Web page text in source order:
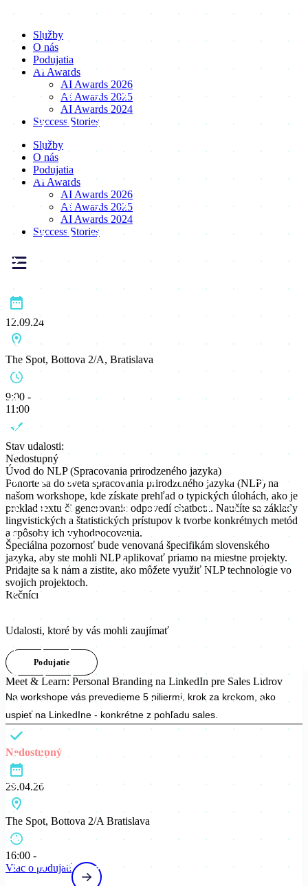
Preskočiť
obsah
Služby
O nás
Podujatia
AI Awards
AI Awards 2026
AI Awards 2025
AI Awards 2024
Success Stories
Služby
O nás
Podujatia
AI Awards
AI Awards 2026
AI Awards 2025
AI Awards 2024
Success Stories
12.09.24
The Spot, Bottova 2/A, Bratislava
9:00 -
11:00
Stav udalosti:
Nedostupný
Úvod do NLP (Spracovania prirodzeného jazyka)
Ponorte sa do sveta spracovania prirodzeného jazyka (NLP) na
našom workshope, kde získate prehľad o typických úlohách, ako je
preklad textu či generovanie odpovedí chatbota. Naučíte sa základy
lingvistických a štatistických prístupov k tvorbe konkrétnych metód
a spôsoby ich vyhodnocovania.
Špeciálna pozornosť bude venovaná špecifikám slovenského
jazyka, aby ste mohli NLP aplikovať priamo na miestne projekty.
Pridajte sa k nám a zistite, ako môžete využiť NLP technológie vo
svojich projektoch.
Rečníci
Eventy
Udalosti, ktoré by vás mohli zaujímať
Podujatie
Meet & Learn: Personal Branding na LinkedIn pre Sales Lídrov
Na workshope vás prevedieme 5 piliermi, krok za krokom, ako
uspieť na LinkedIne - konkrétne z pohľadu sales.
Nedostupný
29.04.26
The Spot, Bottova 2/A Bratislava
16:00 -
Viac o podujatí